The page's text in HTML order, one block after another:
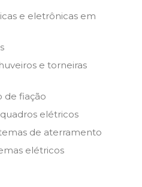
e eletrônicas em
e torneiras
de fiação
elétricos
de aterramento
elétricos